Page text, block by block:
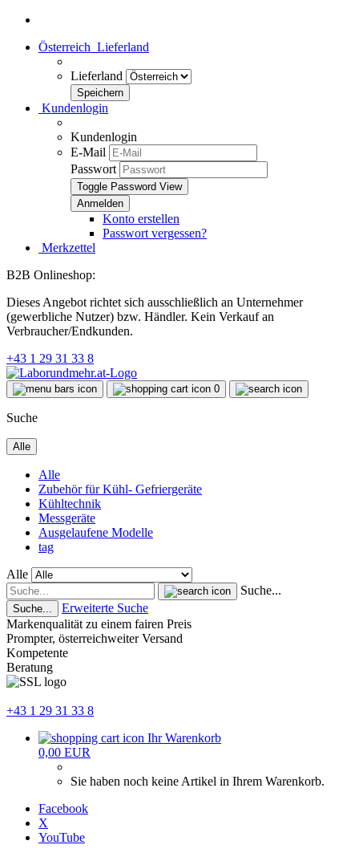
Österreich Lieferland
Lieferland
Kundenlogin
Kundenlogin
E-Mail
Passwort
Toggle Password View
Konto erstellen
Passwort vergessen?
Merkzettel
B2B Onlineshop:
Dieses Angebot richtet sich ausschließlich an Unternehmer
(gewerbliche Nutzer) bzw. Händler. Kein Verkauf an
Verbraucher/Endkunden.
+43 1 29 31 33 8
0
Suche
Alle
Alle
Zubehör für Kühl- Gefriergeräte
Kühltechnik
Messgeräte
Ausgelaufene Modelle
tag
Alle
Suche...
Suche...
Erweiterte Suche
Markenqualität zu einem fairen Preis
Prompter, österreichweiter Versand
Kompetente
Beratung
+43 1 29 31 33 8
Ihr Warenkorb
0,00 EUR
Sie haben noch keine Artikel in Ihrem Warenkorb.
Facebook
X
YouTube